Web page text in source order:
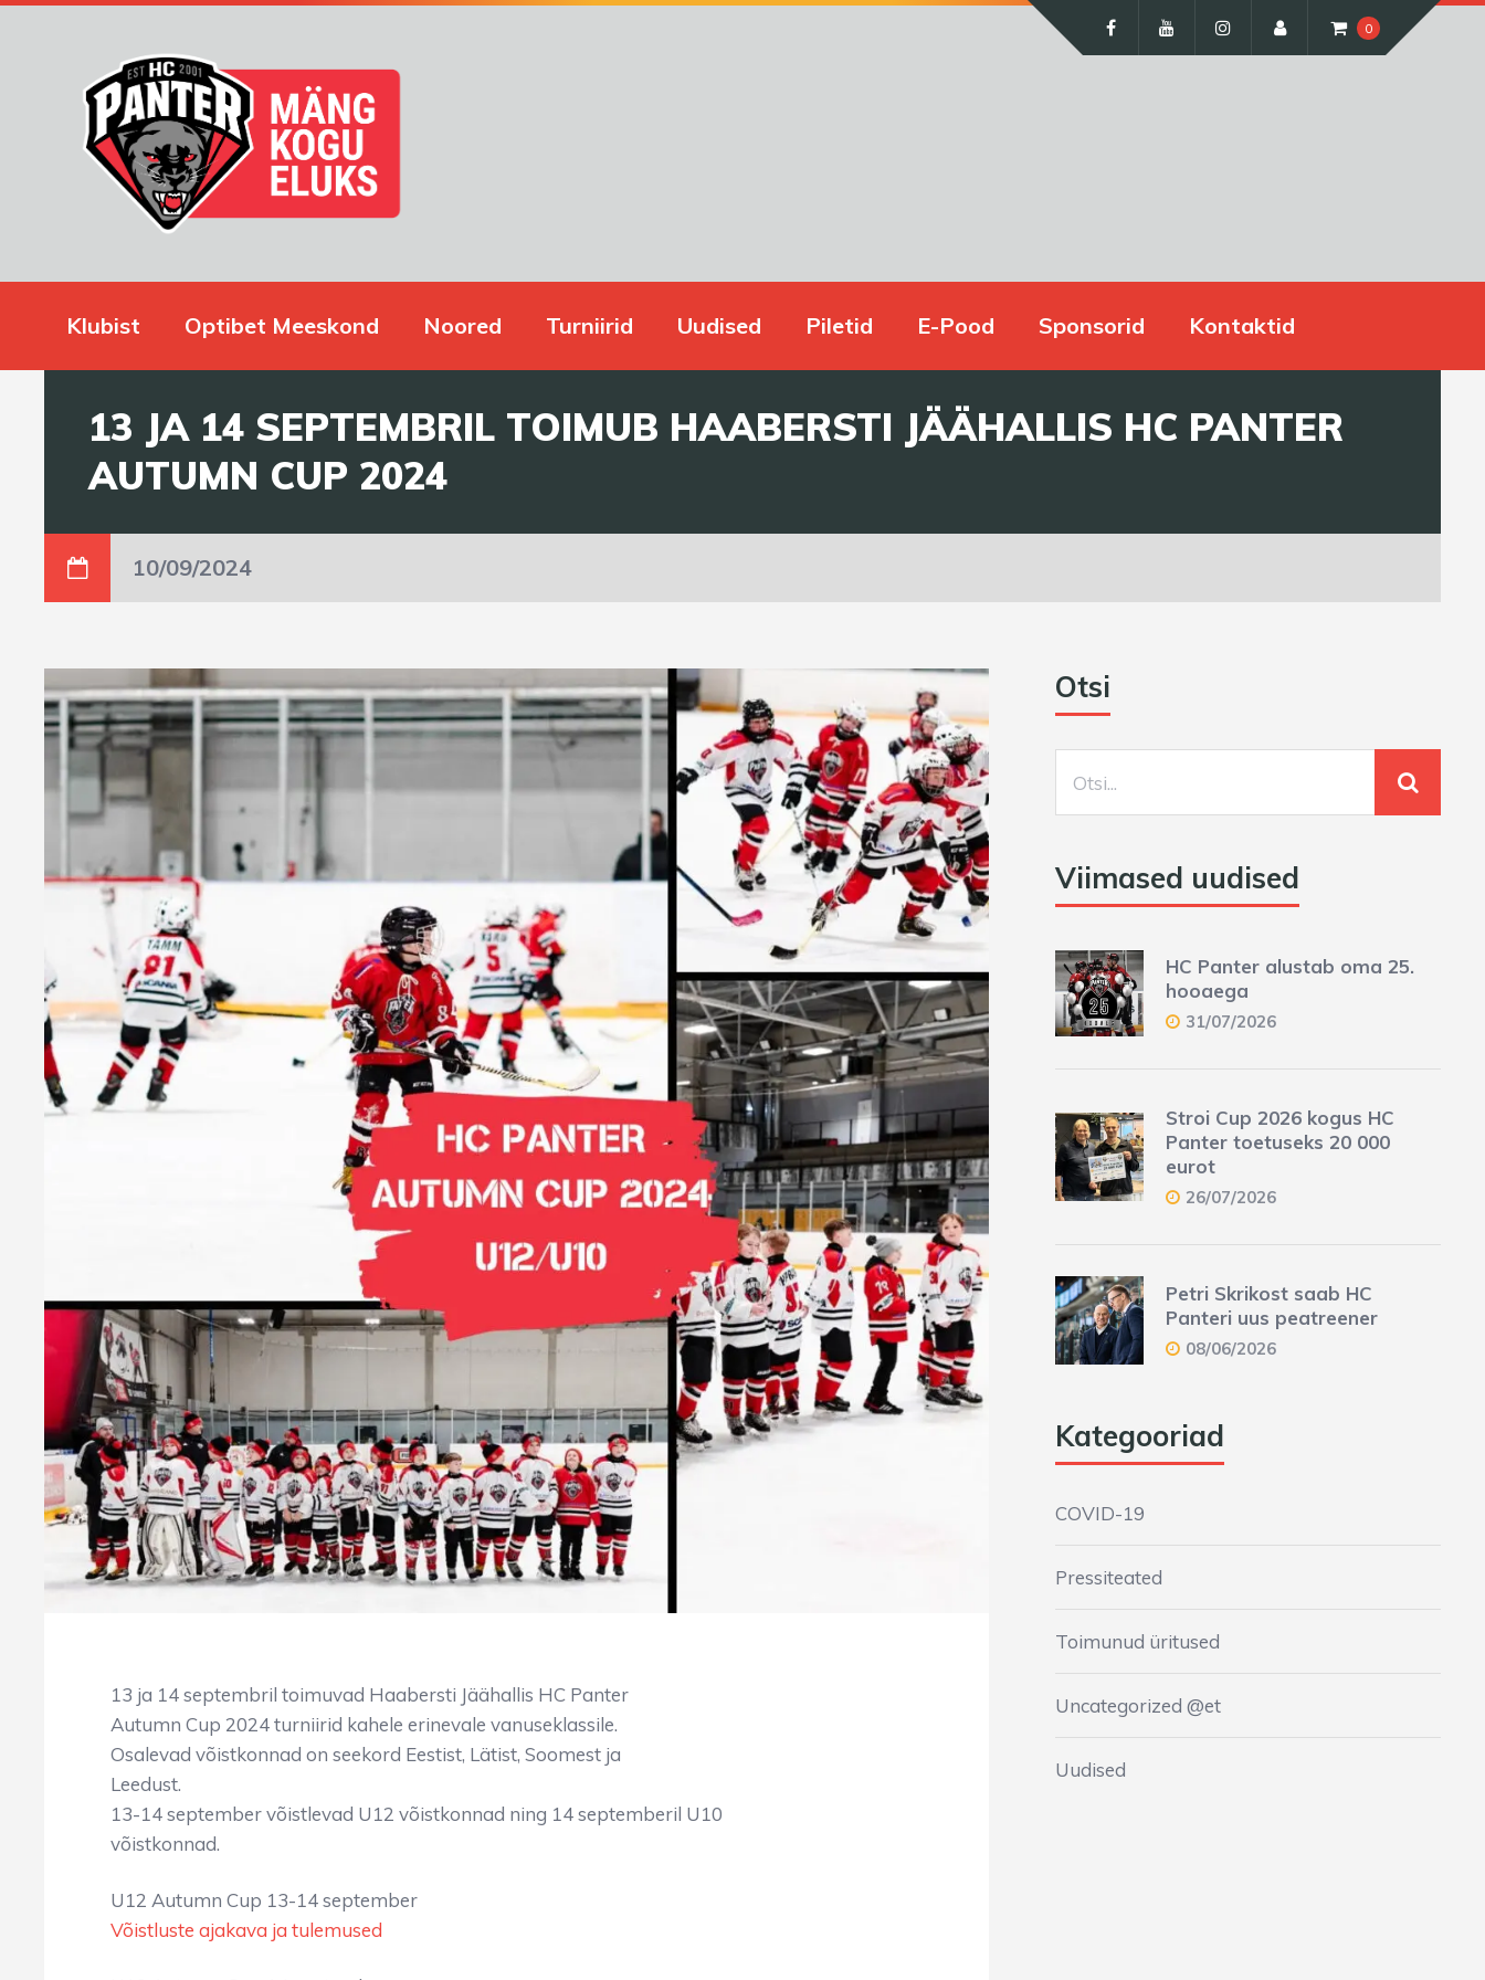
0
Klubist Optibet Meeskond Noored Turniirid Uudised Piletid E-Pood Sponsorid Kontaktid
13 JA 14 SEPTEMBRIL TOIMUB HAABERSTI JÄÄHALLIS HC PANTER
AUTUMN CUP 2024
10/09/2024
13 ja 14 septembril toimuvad Haabersti Jäähallis HC Panter
Autumn Cup 2024 turniirid kahele erinevale vanuseklassile.
Osalevad võistkonnad on seekord Eestist, Lätist, Soomest ja
Leedust.
13-14 september võistlevad U12 võistkonnad ning 14 septemberil U10
võistkonnad.
U12 Autumn Cup 13-14 september
Võistluste ajakava ja tulemused
Otsi
Viimased uudised
HC Panter alustab oma 25.
hooaega
31/07/2026
Stroi Cup 2026 kogus HC
Panter toetuseks 20 000
eurot
26/07/2026
Petri Skrikost saab HC
Panteri uus peatreener
08/06/2026
Kategooriad
COVID-19
Pressiteated
Toimunud üritused
Uncategorized @et
Uudised